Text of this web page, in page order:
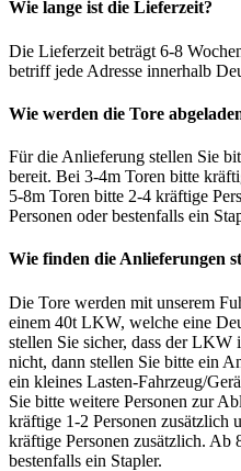
Wie lange ist die Lieferzeit?
Die Lieferzeit beträgt 6-8
betriff jede Adresse innerhalb
Wie werden die Tore
Für die Anlieferung stellen Sie
bereit. Bei 3-4m Toren bitte
5-8m Toren bitte 2-4 kräftige
Personen oder bestenfalls ein
Wie finden die Anlieferungen
Die Tore werden mit unserem
einem 40t LKW, welche eine
stellen Sie sicher, dass der
nicht, dann stellen Sie bitte ein
ein kleines Lasten-Fahrzeug/
Sie bitte weitere Personen zur
kräftige 1-2 Personen zusätzlich
kräftige Personen zusätzlich. Ab
bestenfalls ein Stapler.